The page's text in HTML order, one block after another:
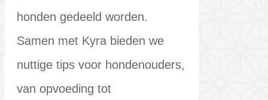
honden gedeeld worden.
Samen met Kyra bieden we
nuttige tips voor hondenouders,
van opvoeding tot